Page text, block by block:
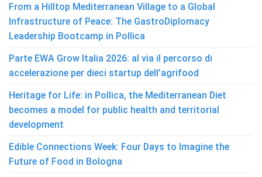
From a Hilltop Mediterranean Village to a Global
Infrastructure of Peace: The GastroDiplomacy
Leadership Bootcamp in Pollica
Parte EWA Grow Italia 2026: al via il percorso di
accelerazione per dieci startup dell’agrifood
Heritage for Life: in Pollica, the Mediterranean Diet
becomes a model for public health and territorial
development
Edible Connections Week: Four Days to Imagine the
Future of Food in Bologna